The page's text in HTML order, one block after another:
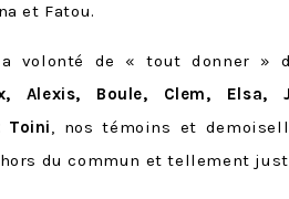
et Fatou.
volonté de « tout donner »
Alexis, Boule, Clem, Elsa,
Toini, nos témoins et
du commun et tellement